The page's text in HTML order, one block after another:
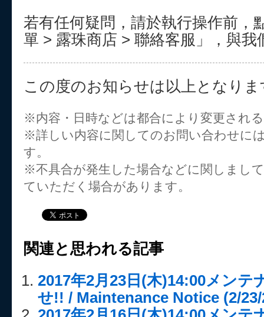
若有任何疑問，請於執行操作前，
單 > 露珠商店 > 聯絡客服」，與我
この度のお知らせは以上となりま
※内容・日時などは都合により変更され
※詳しい内容に関してのお問い合わせに
す。
※不具合が発生した場合などに関しまし
ていただく場合があります。
関連と思われる記事
2017年2月23日(木)14:00メンテ
せ!! / Maintenance Notice (2/23/